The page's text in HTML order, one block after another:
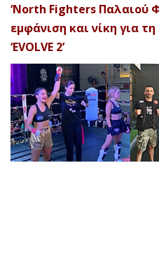
‘North Fighters Παλαιού
εμφάνιση και νίκη για
‘EVOLVE 2’